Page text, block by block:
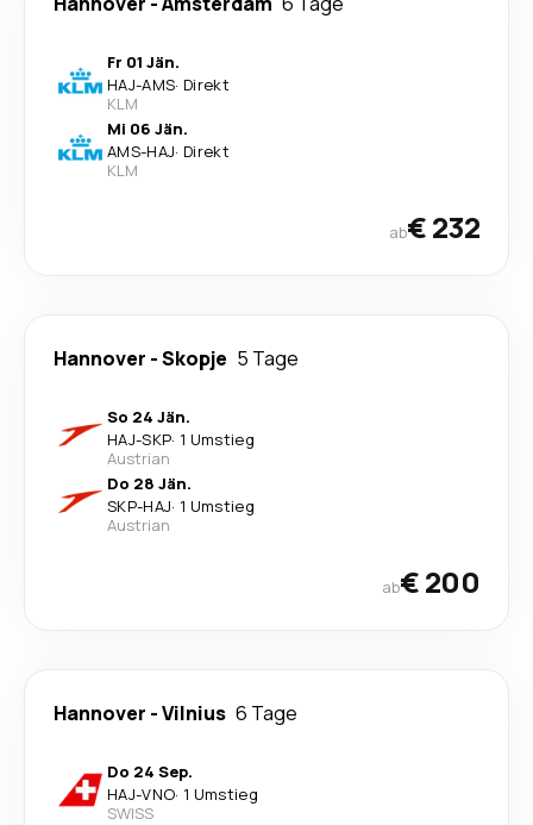
Fr 01 Jän.
HAJ-AMS· Direkt
KLM
Mi 06 Jän.
AMS-HAJ· Direkt
KLM
ab€ 232
Hannover -Skopje 5 Tage
So 24 Jän.
HAJ-SKP· 1 Umstieg
Austrian
Do 28 Jän.
SKP-HAJ· 1 Umstieg
Austrian
ab€ 200
Hannover -Vilnius 6 Tage
Do 24 Sep.
HAJ-VNO· 1 Umstieg
SWISS